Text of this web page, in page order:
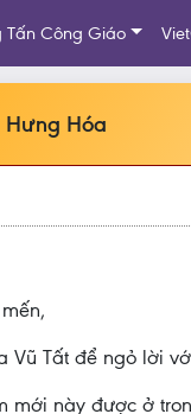
Tấn Công Giáo
Hưng Hóa
Tất để ngỏ lời
mới này được ở